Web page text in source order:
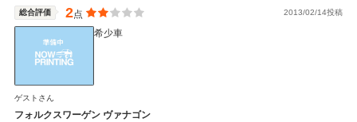
総合評価 2点 2013/02/14投稿
希少車
ゲストさん
フォルクスワーゲン ヴァナゴン